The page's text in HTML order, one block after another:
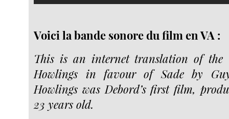
Voici la bande sonore du film en VA :
This is an internet translation of the
Howlings in favour of Sade by
Howlings was Debord’s first film,
23 years old.